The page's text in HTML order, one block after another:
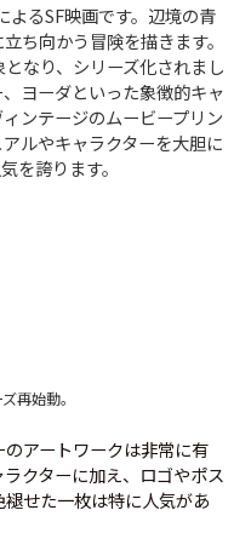
るSF映画です。辺境の青
ち向かう冒険を描きます。
なり、シリーズ化されまし
ヨーダといった象徴的キャ
ンテージのムービープリン
ルやキャラクターを大胆に
を誇ります。
再始動。
アートワークは非常に有
クターに加え、ロゴやポス
せた一枚は特に人気があ